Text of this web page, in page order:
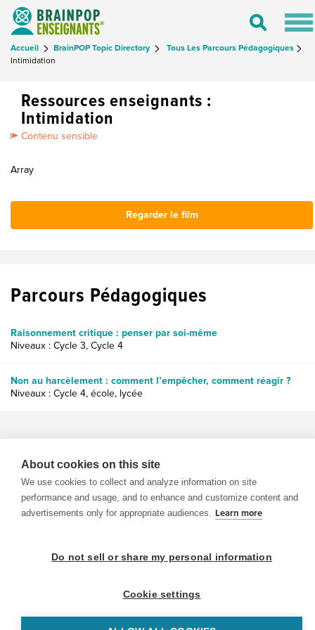
Toggle
Accueil BrainPOP Topic Directory
Tous Les Parcours Pédagogiques
Intimidation
Ressources enseignants :
Intimidation
Contenu sensible
Array
Regarder le film
Parcours Pédagogiques
Raisonnement critique : penser par soi-même
Niveaux : Cycle 3, Cycle 4
Non au harcèlement : comment l’empêcher, comment réagir ?
Niveaux : Cycle 4, école, lycée
© 1999-2026 BrainPOP. Tous droits réservés.
enseignants is proudly powered byWordPress. Built bySlipFire Web Development
About cookies on this site
We use cookies to collect and analyze information on site
performance and usage, and to enhance and customize content and
advertisements only for appropriate audiences. Learn more
Do not sell or share my personal information
Cookie settings